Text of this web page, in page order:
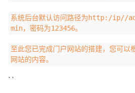
系统后台默认访问路径为http:/ip//
min，密码为123456。
至此您已完成门户网站的搭建，您可以
网站的内容。
``